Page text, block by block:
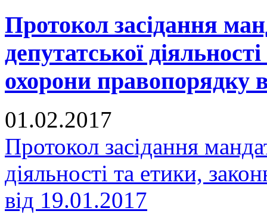
Протокол засідання
депутатської
охорони правопорядку
01.02.2017
Протокол засідання
діяльності та етики,
від 19.01.2017